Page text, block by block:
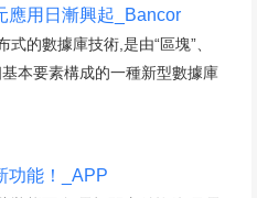
應用日漸興起_Bancor
的數據庫技術,是由“區塊”、
基本要素構成的一種新型數據庫
功能！_APP